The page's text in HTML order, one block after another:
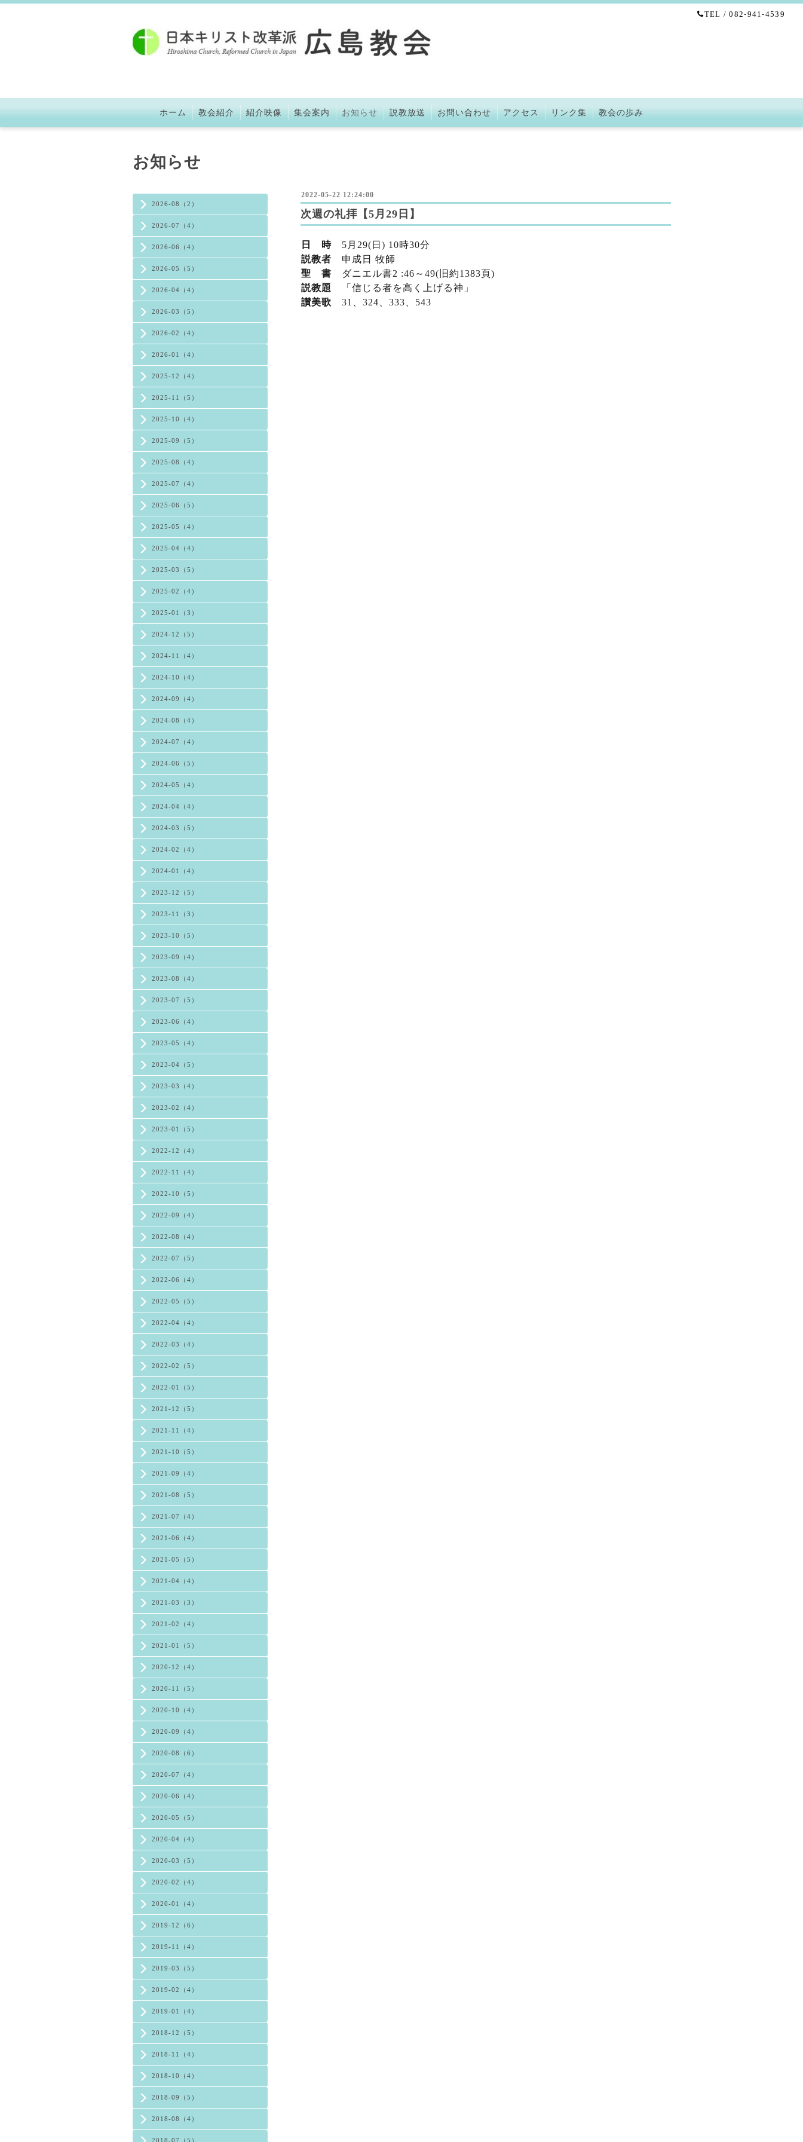
TEL / 082-941-4539
ホーム 教会紹介 紹介映像 集会案内 お知らせ 説教放送 お問い合わせ アクセス リンク集 教会の歩み
2026-08（2）
2026-07（4）
2026-06（4）
2026-05（5）
2026-04（4）
2026-03（5）
2026-02（4）
2026-01（4）
2025-12（4）
2025-11（5）
2025-10（4）
2025-09（5）
2025-08（4）
2025-07（4）
2025-06（5）
2025-05（4）
2025-04（4）
2025-03（5）
2025-02（4）
2025-01（3）
2024-12（5）
2024-11（4）
2024-10（4）
2024-09（4）
2024-08（4）
2024-07（4）
2024-06（5）
2024-05（4）
2024-04（4）
2024-03（5）
2024-02（4）
2024-01（4）
2023-12（5）
2023-11（3）
2023-10（5）
2023-09（4）
2023-08（4）
2023-07（5）
2023-06（4）
2023-05（4）
2023-04（5）
2023-03（4）
2023-02（4）
2023-01（5）
2022-12（4）
2022-11（4）
2022-10（5）
2022-09（4）
2022-08（4）
2022-07（5）
2022-06（4）
2022-05（5）
2022-04（4）
2022-03（4）
2022-02（5）
2022-01（5）
2021-12（5）
2021-11（4）
2021-10（5）
2021-09（4）
2021-08（5）
2021-07（4）
2021-06（4）
2021-05（5）
2021-04（4）
2021-03（3）
2021-02（4）
2021-01（5）
2020-12（4）
2020-11（5）
2020-10（4）
2020-09（4）
2020-08（6）
2020-07（4）
2020-06（4）
2020-05（5）
2020-04（4）
2020-03（5）
2020-02（4）
2020-01（4）
2019-12（6）
2019-11（4）
2019-03（5）
2019-02（4）
2019-01（4）
2018-12（5）
2018-11（4）
2018-10（4）
2018-09（5）
2018-08（4）
2018-07（5）
お知らせ
2022-05-22 12:24:00
次週の礼拝【5月29日】
日 時 5 月29(日) 10時30分
説教者 申成日 牧師
聖 書 ダニエル書2 :46～49(旧 約1383頁)
説教題
「信じる者を高く上げる神」
讃美歌 31、324、333、543